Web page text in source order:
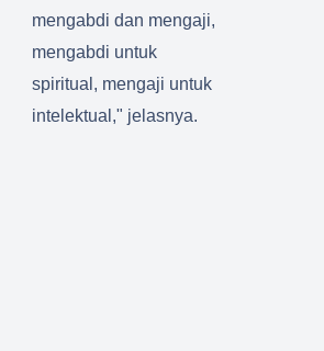
mengabdi dan mengaji,
mengabdi untuk
spiritual, mengaji untuk
intelektual," jelasnya.